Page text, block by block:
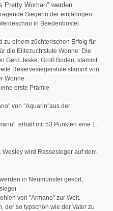
Pretty Woman" werden
Siegerin der einjährigen
in Beedenbostel.
zu einem züchterischen Erfolg für
die Elitezuchtstute Wonne: Die
Gerd Jeske, Groß Boden, stammt
Reservesiegerstute stammt von
Wonne
erste Prämie
von "Aquarin"aus der
erhält mit 53 Punkten eine 1.
wird Rassesieger auf dem
in Neumünster gekört,
.
von "Armano" zur Welt.
der so typschön wie der Vater zu